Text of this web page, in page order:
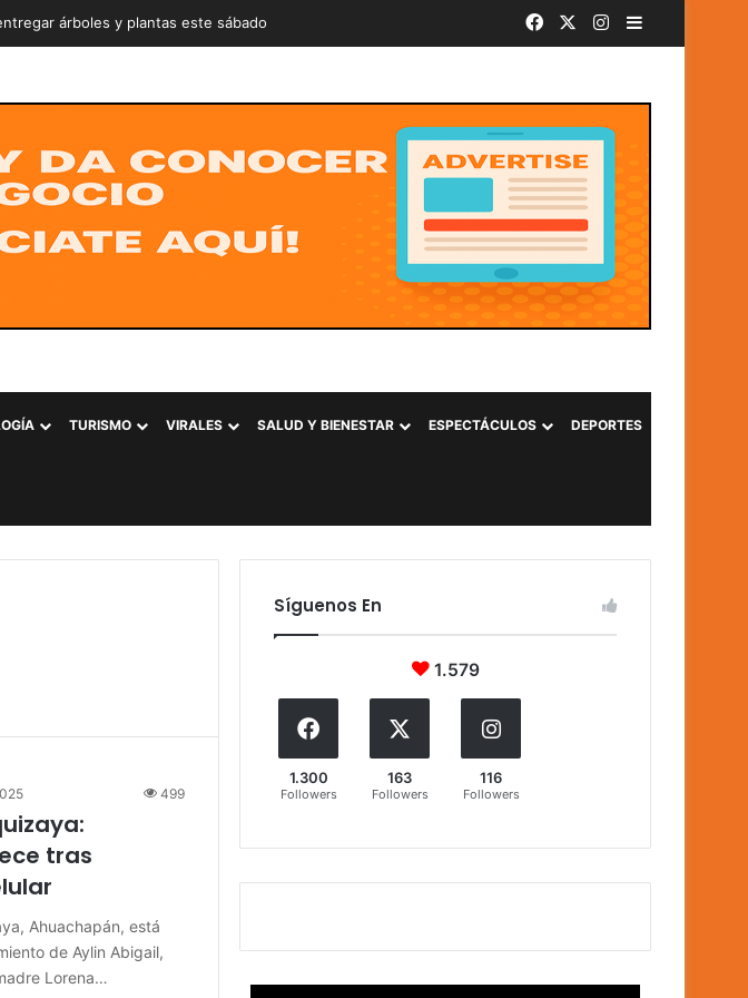
árboles y plantas este sábado Facebook Instagram
TURISMO VIRALES SALUD Y BIENESTAR ESPECTÁCULOS DEPORTES
499
tras
Ahuachapán, está
de Aylin Abigail,
Lorena…
Síguenos En
1.579
1.300
Followers
163
Followers
116
Followers